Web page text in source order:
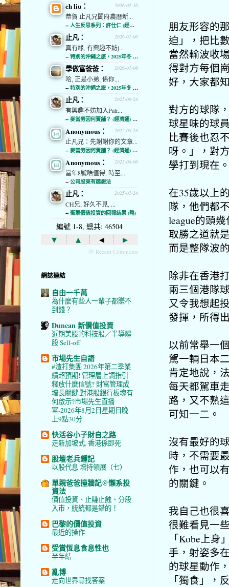
朋友形容的
迫」，把比
當然輸波收
得對方每個
好，大家都
對方的球隊
球星味的球
比賽後也忍
呀。」，對
學打到現在
在35歲以上
隊，他們都
league的頭
取勝之道就
而是整隊波
除非在香港
兩三個港隊
又令我想起
發揮，所得
以前常舉一
駕一輛日本
肯定地說，
每天都駕車
路，又不熟
可知一二。
沒有最好的
時，不需要
作，也可以
的關鍵。
我自己也很
很難看見一
「Kobe上
手，射姿多
的球星動作
「獨食」，
2026-02-16
ch liu：
恭賀 止凡兄闔府農曆新...
-- 人生反思系列：許仕仁 (經濟通)
2026-01-06
止凡：
真有緣, 有興趣不妨j...
-- 特別的沖繩之旅，2025年冬 (經濟通)
2026-01-06
學做富爸爸：
哈, 正是小弟, 係你...
-- 特別的沖繩之旅，2025年冬 (經濟通)
2025-08-28
止凡：
有興趣不妨加入Patr...
-- 麥當勞因何賣舖？ (經濟通) (略)
2025-08-28
Anonymous：
止凡兄：先謝謝你的文章...
-- 麥當勞因何賣舖？ (經濟通) (略)
2025-08-06
Anonymous：
當年8號唔值得, 時至...
-- 公司股東有趣想法
2025-01-28
止凡：
CH兄, 好久不見, ...
-- 衝擊價值投資的回報結果 (略)
編號 1-8, 總共: 46504
▾ ▴ ◂ ▸
ⓦ Recent Comments
網誌連結
自由一千萬
為什麼有些人一輩子都賺不
到錢？
Duncan 新價值投資
近期美股的科技股／半導體
股 Sell-off
市場先生自語
#渣打集團 2026年第二季業
績超預期! 管理層上調指引
釋放什麼信號? 財富管理成
增長關鍵,對港股銀行板塊有
何啟示?市場先生直播
室-2026年8月2日星期日晚
上9點30分
快活谷小子財自之路
走新加坡式, 香港係即死
股壇老兵鍾記
以股代息 增持領展（七）
單親爸爸撞牆記@懶系投
資法
價值投資、止賺止蝕、分段
入市，統統都是錯的！
巴黎的價值投資
最近的操作
受賞恆息食息性也
半年結
亂博
走向世界尋找答案